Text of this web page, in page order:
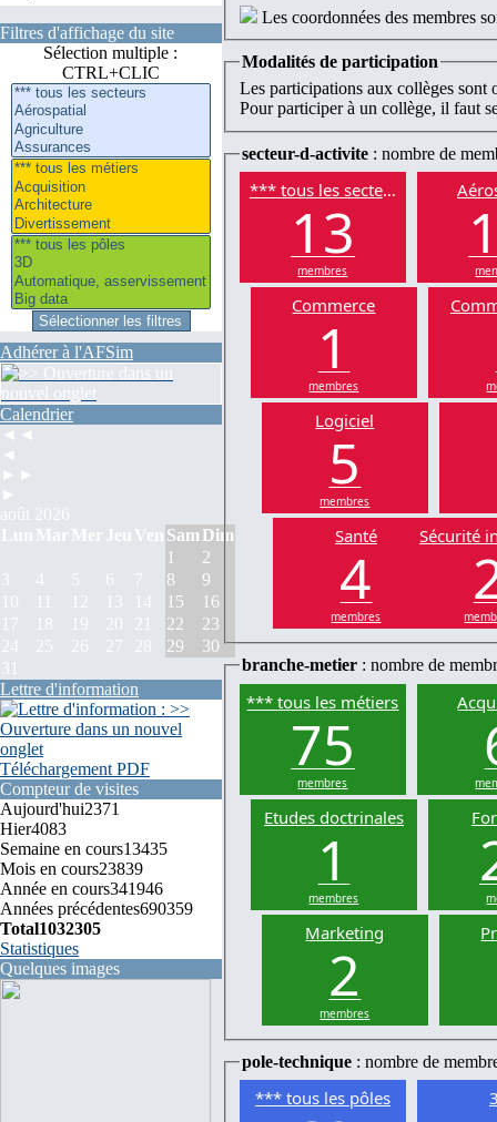
Filtres d'affichage du site
Sélection multiple :
CTRL+CLIC
Adhérer à l'AFSim
Calendrier
◄◄
◄
►►
►
août 2026
Lun Mar Mer Jeu Ven Sam Dim
1
2
3
4 5 6 7 8
9
10
11 12 13 14 15
16
17
18 19 20 21 22
23
24
25 26 27 28 29
30
31
Lettre d'information
Téléchargement PDF
Compteur de visites
Aujourd'hui2371
Hier4083
Semaine en cours13435
Mois en cours23839
Année en cours341946
Années précédentes690359
Total1032305
Statistiques
Quelques images
Les coordonnées des membres
Modalités de participation
Les participations aux collèges sont
Pour participer à un collège, il faut
secteur-d-activite : nombre de
*** tous les secteurs
13
membres
Commerce
1
membres
Logiciel
5
membres
Santé
4
membres
Sécurité
branche-metier : nombre de
*** tous les métiers
75
membres
Etudes doctrinales
1
membres
Marketing
2
membres
pole-technique : nombre de
*** tous les pôles